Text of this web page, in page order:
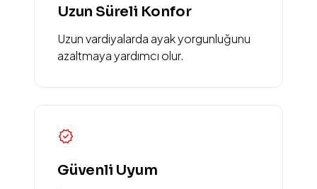
Uzun Süreli Konfor
Uzun vardiyalarda ayak yorgunluğunu
azaltmaya yardımcı olur.
verified
Güvenli Uyum